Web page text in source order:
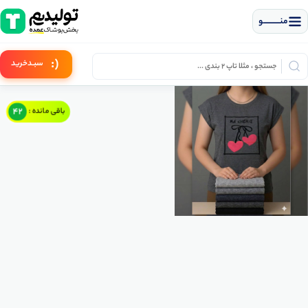
منــــــــــــو
(: سبـدخرید
باقی مانده : 42